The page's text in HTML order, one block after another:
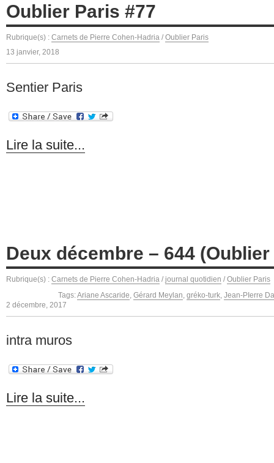
Oublier Paris #77
Rubrique(s) : Carnets de Pierre Cohen-Hadria / Oublier Paris
13 janvier, 2018
Sentier Paris
Lire la suite...
Deux décembre – 644
Rubrique(s) : Carnets de Pierre Cohen-Hadria / journal quotidien / Oublier Paris
Tags:Ariane Ascaride Gérard Meylan gréko-turk Jean-PIerre
2 décembre, 2017
intra muros
Lire la suite...